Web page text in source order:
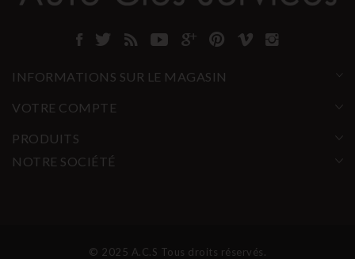
INFORMATIONS SUR LE MAGASIN
VOTRE COMPTE
PRODUITS
NOTRE SOCIÉTÉ
© 2025 A.C.S Tous droits réservés.